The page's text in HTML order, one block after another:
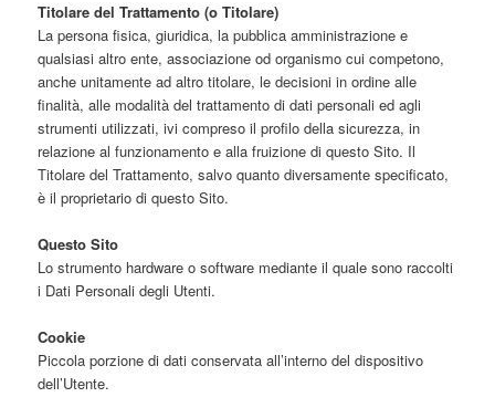
Titolare del Trattamento (o Titolare)
La persona fisica, giuridica, la pubblica amministrazione e
qualsiasi altro ente, associazione od organismo cui competono,
anche unitamente ad altro titolare, le decisioni in ordine alle
finalità, alle modalità del trattamento di dati personali ed agli
strumenti utilizzati, ivi compreso il profilo della sicurezza, in
relazione al funzionamento e alla fruizione di questo Sito. Il
Titolare del Trattamento, salvo quanto diversamente specificato,
è il proprietario di questo Sito.
Questo Sito
Lo strumento hardware o software mediante il quale sono raccolti
i Dati Personali degli Utenti.
Cookie
Piccola porzione di dati conservata all’interno del dispositivo
dell’Utente.